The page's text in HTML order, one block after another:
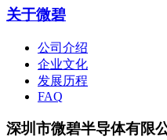
关于微碧
公司介绍
企业文化
发展历程
FAQ
深圳市微碧半导体有限